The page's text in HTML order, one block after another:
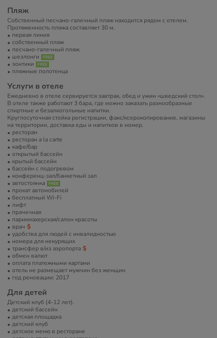
Пляж
Собственный песчано-галечный пляж находится рядом с отелем.
Протяженность пляжа составляет 30 м.
первая линия
собственный пляж
песчано-галечный пляж
шезлонги
зонтики
пляжные полотенца
Услуги в отеле
Ежедневно в отеле сервируется завтрак, обед и ужин «шведский стол».
В отеле также работают 3 бара, где можно заказать разнообразные
спиртные и безалкогольные напитки.
Круглосуточная стойка регистрации, факс/ксерокопирование, магазины
на территории, доставка еды и напитков в номер.
ресторан
ресторан a la carte
кафе/бар
открытый бассейн
крытый бассейн
бассейн с подогревом
конференц-зал/банкетный зал
автостоянка
прокат автомобилей
бесплатный Wi-Fi
лифт
прачечная
парикмахерская/салон красоты
врач
удобства для людей с инвалидностью
номера для некурящих
трансфер в/из аэропорта
обмен валют
оплата платежными картами
отель не размещает мужчин без женщин
год реновации: 2017
Для детей
Детский клуб (4-12 лет).
детский бассейн
детская площадка
детский клуб
детское меню в ресторане